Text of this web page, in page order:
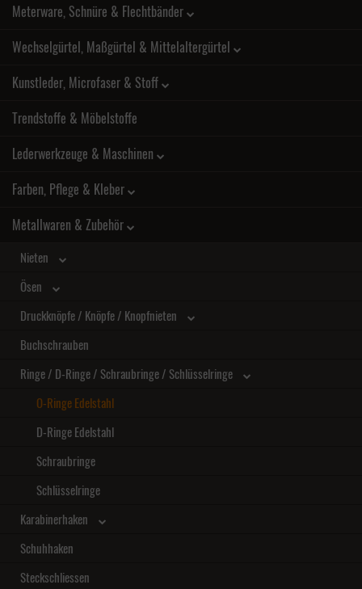
Meterware, Schnüre & Flechtbänder
Wechselgürtel, Maßgürtel & Mittelaltergürtel
Kunstleder, Microfaser & Stoff
Trendstoffe & Möbelstoffe
Lederwerkzeuge & Maschinen
Farben, Pflege & Kleber
Metallwaren & Zubehör
Nieten
Ösen
Druckknöpfe / Knöpfe / Knopfnieten
Buchschrauben
Ringe / D-Ringe / Schraubringe / Schlüsselringe
O-Ringe Edelstahl
D-Ringe Edelstahl
Schraubringe
Schlüsselringe
Karabinerhaken
Schuhhaken
Steckschliessen